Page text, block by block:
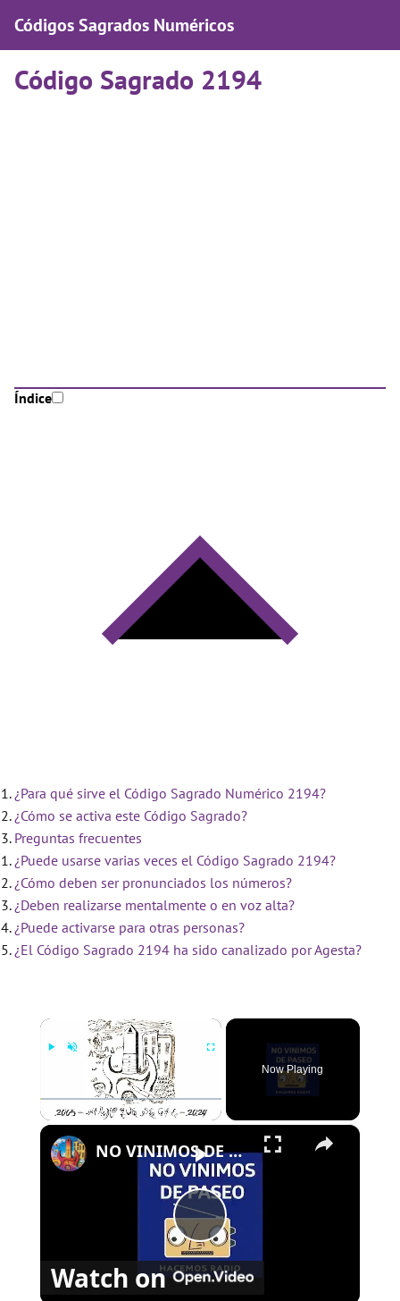
Códigos Sagrados Numéricos
Código Sagrado 2194
Índice
¿Para qué sirve el Código Sagrado Numérico 2194?
¿Cómo se activa este Código Sagrado?
Preguntas frecuentes
¿Puede usarse varias veces el Código Sagrado 2194?
¿Cómo deben ser pronunciados los números?
¿Deben realizarse mentalmente o en voz alta?
¿Puede activarse para otras personas?
¿El Código Sagrado 2194 ha sido canalizado por Agesta?
×
Now Playing
×
P
NO VINIMOS DE PASEO - PROGRAMA 109 - 01/08/2024
Watch on